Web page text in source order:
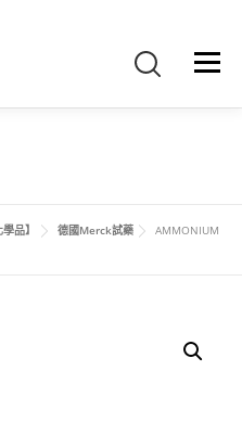
選單
車、購物車/會員
品】 德國Merck試藥
AMMONIUM